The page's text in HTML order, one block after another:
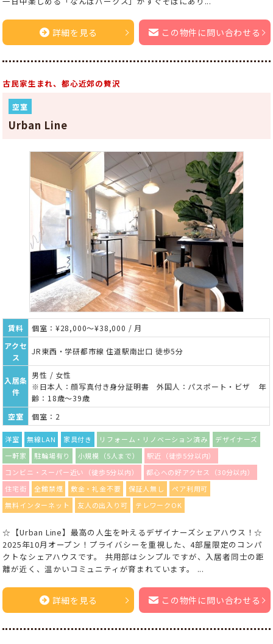
詳細を見る この物件に問い合わせる
古民家生まれ、都心近郊の贅沢
空室
Urban Line
賃料
個室：¥28,000～¥38,000 / 月
アクセ
ス
JR東西・学研都市線 住道駅南出口 徒歩5分
入居条
件
男性 / 女性
※日本人：顔写真付き身分証明書 外国人：パスポート・ビザ 年
齢：18歳～39歳
空室
個室：2
洋室 無線LAN 家具付き リフォーム・リノベーション済み
デザイナーズ
一軒家
駐輪場有り 小規模（5人まで）
駅近（徒歩5分以内）
コンビニ・スーパー近い（徒歩5分以内）
都心への好アクセス（30分以内）
住宅街
全館禁煙 敷金・礼金不要 保証人無し
ペア利用可
無料インターネット
友人の出入り可 テレワークOK
☆【Urban Line】最高の人生を叶えるデザイナーズシェアハウス！☆
2025年10月オープン！プライバシーを重視した、4部屋限定のコンパ
クトなシェアハウスです。 共用部はシンプルですが、入居者同士の距
離が近く、温かいコミュニティが育まれています。 ...
詳細を見る この物件に問い合わせる